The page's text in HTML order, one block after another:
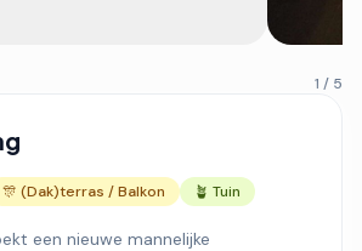
1 / 5
🎊 (Dak)terras / Balkon 🪴 Tuin
een nieuwe mannelijke